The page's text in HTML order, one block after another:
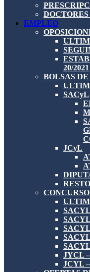
EMPLEO
20/2021
BOLSAS
SACyL
JCyL
JYCL
JCYL